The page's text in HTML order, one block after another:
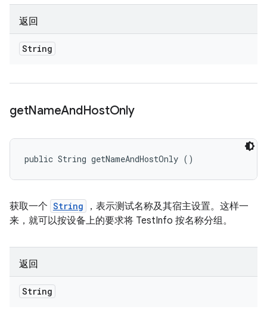
返回
String
getNameAndHostOnly
public String getNameAndHostOnly ()
获取一个 String
，表示测试名称及其宿主设置。这样一
来，就可以按设备上的要求将 TestInfo 按名称分组。
返回
String